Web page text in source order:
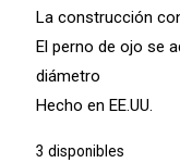
La construcción
El perno de ojo se
diámetro
Hecho en EE.UU.
3 disponibles